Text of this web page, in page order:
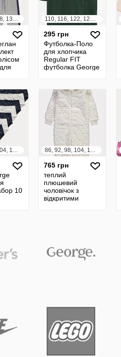
116, 122, 128, 134, 140, 146, 152, 158, 164 110, 116, 122, 128, 134, 140, 146, 152, 158, 164
295 грн
Футболка-Поло
для хлопчика
Regular FIT
футболка George
86, 92, 98, 104, 110, 116, 122, 128, 134, 140, 146, 152, 158, 164
10
86, 92, 98, 104, 110, 116, 122, 128
765 грн
теплий
плюшевий
чоловічок з
відкритими